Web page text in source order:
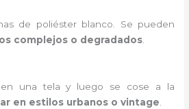
de poliéster blanco. Se pueden
complejos o degradados.
una tela y luego se cose a la
en estilos urbanos o vintage